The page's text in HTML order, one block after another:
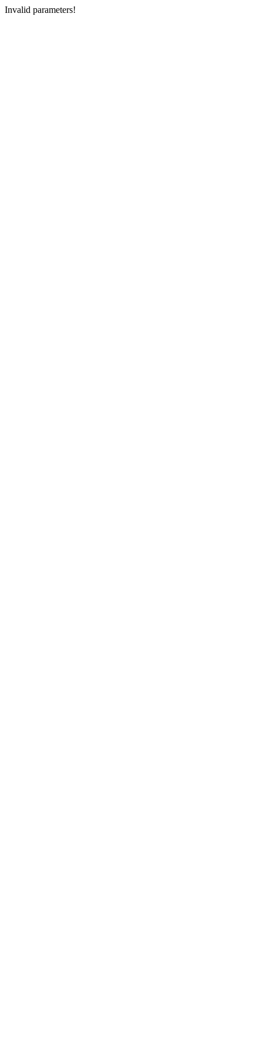
Invalid parameters!